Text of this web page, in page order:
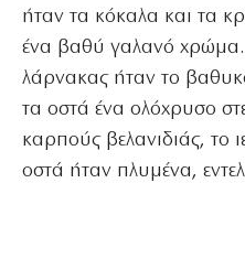
ήταν τα κόκαλα και τα
ένα βαθύ γαλανό
λάρνακας ήταν το
τα οστά ένα ολόχρυσο
καρπούς βελανιδιάς, το
οστά ήταν πλυμένα,